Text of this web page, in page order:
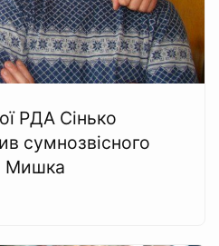
РДА Сінько
сумнозвісного
Мишка